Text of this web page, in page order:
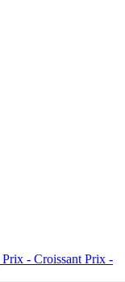
Prix - Croissant Prix -